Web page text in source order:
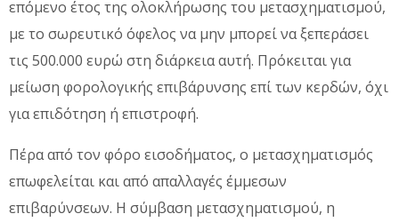
επόμενο έτος της ολοκλήρωσης του μετασχηματισμού,
με το σωρευτικό όφελος να μην μπορεί να ξεπεράσει
τις 500.000 ευρώ στη διάρκεια αυτή. Πρόκειται για
μείωση φορολογικής επιβάρυνσης επί των κερδών, όχι
για επιδότηση ή επιστροφή.
Πέρα από τον φόρο εισοδήματος, ο μετασχηματισμός
επωφελείται και από απαλλαγές έμμεσων
επιβαρύνσεων. Η σύμβαση μετασχηματισμού, η